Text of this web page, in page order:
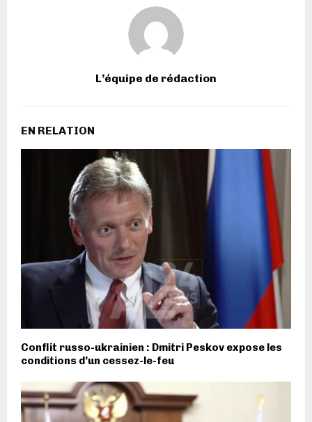
L’équipe de rédaction
EN RELATION
Conflit russo-ukrainien : Dmitri Peskov expose les
conditions d’un cessez-le-feu